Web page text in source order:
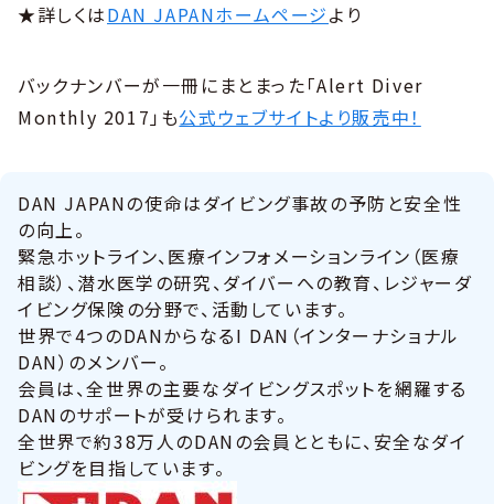
★詳しくはDAN JAPANホームページより
バックナンバーが一冊にまとまった「Alert Diver
Monthly 2017」も公式ウェブサイトより販売中！
DAN JAPANの使命はダイビング事故の予防と安全性
の向上。
緊急ホットライン、医療インフォメーションライン（医療
相談）、潜水医学の研究、ダイバーへの教育、レジャーダ
イビング保険の分野で、活動しています。
世界で4つのDANからなるI DAN（インターナショナル
DAN）のメンバー。
会員は、全世界の主要なダイビングスポットを網羅する
DANのサポートが受けられます。
全世界で約38万人のDANの会員とともに、安全なダイ
ビングを目指しています。